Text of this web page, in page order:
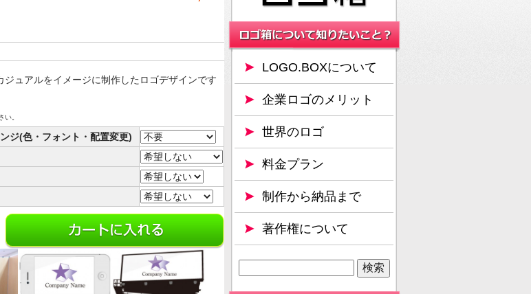
ュアルをイメージに制作したロゴデザインです
い。
ジ(色・フォント・配置変更)
LOGO.BOXについて
企業ロゴのメリット
世界のロゴ
料金プラン
制作から納品まで
著作権について